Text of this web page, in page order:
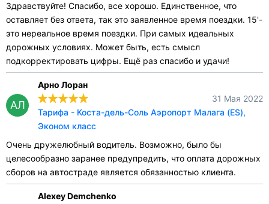
Здравствуйте! Спасибо, все хорошо. Единственное, что
оставляет без ответа, так это заявленное время поездки. 15'-
это нереальное время поездки. При самых идеальных
дорожных условиях. Может быть, есть смысл
подкорректировать цифры. Ещё раз спасибо и удачи!
АЛ
Арно Лоран
31 Мая 2022
Тарифа - Коста-дель-Соль Аэропорт Малага (ES),
Эконом класс
Очень дружелюбный водитель. Возможно, было бы
целесообразно заранее предупредить, что оплата дорожных
сборов на автостраде является обязанностью клиента.
Alexey Demchenko